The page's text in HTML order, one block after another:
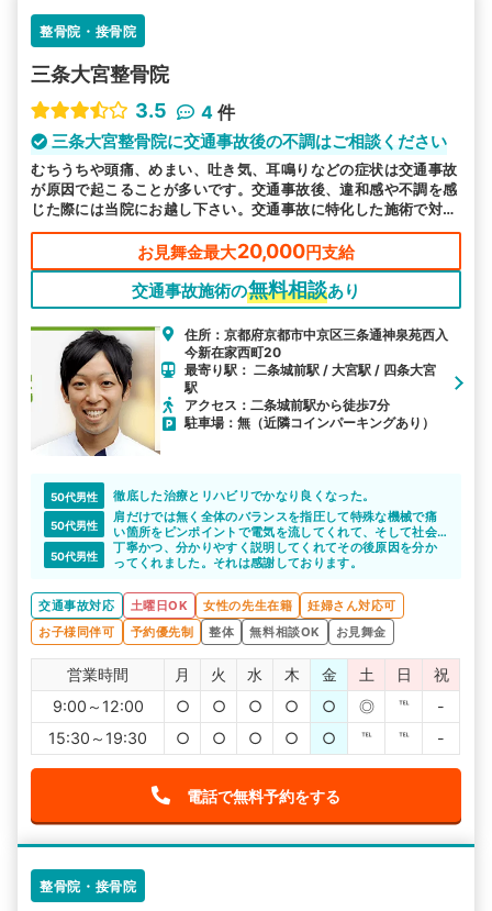
整骨院・接骨院
三条大宮整骨院
3.5
4 件
三条大宮整骨院に交通事故後の不調はご相談ください
むちうちや頭痛、めまい、吐き気、耳鳴りなどの症状は交通事故
が原因で起こることが多いです。交通事故後、違和感や不調を感
じた際には当院にお越し下さい。交通事故に特化した施術で対応
します。
お見舞金最大20,000円支給
交通事故施術の無料相談あり
住所：京都府京都市中京区三条通神泉苑西入
今新在家西町20
最寄り駅： 二条城前駅 / 大宮駅 / 四条大宮
駅
アクセス：二条城前駅から徒歩7分
駐車場：無（近隣コインパーキングあり）
50代男性 徹底した治療とリハビリでかなり良くなった。
50代男性
肩だけでは無く全体のバランスを指圧して特殊な機械で痛
い箇所をピンポイントで電気を流してくれて、そして社会
復帰する為に動かす範囲を教えてくれてます。非常に有り
難いのと結果が出てます??
50代男性
丁寧かつ、分かりやすく説明してくれてその後原因を分か
ってくれました。それは感謝しております。
交通事故対応 土曜日OK 女性の先生在籍
妊婦さん対応可
お子様同伴可
予約優先制 整体 無料相談OK お見舞金
営業時間 月 火 水 木 金 土 日
祝
9:00～12:00
○ ○ ○ ○ ○ ◎ ℡
-
15:30～19:30
○ ○ ○ ○ ○ ℡ ℡ -
電話で無料予約をする
整骨院・接骨院